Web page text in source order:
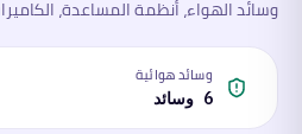
وسائد الهواء، أنظمة المساعدة،
وسائد هوائية
6 وسائد